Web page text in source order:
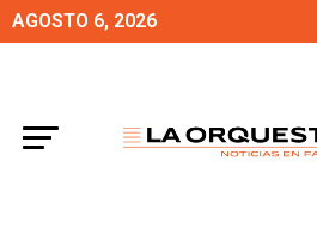
AGOSTO 6, 2026